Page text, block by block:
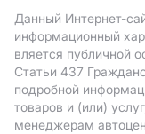
Данный Интернет-
информационный
вляется публичной
Статьи 437
подробной
товаров и (или)
менеджерам